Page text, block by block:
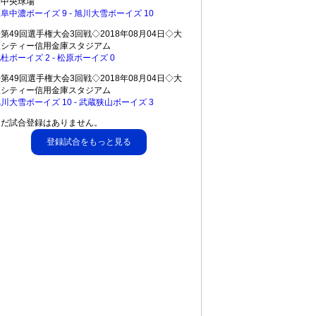
中濃ボーイズ 9 - 旭川大雪ボーイズ 10
49回選手権大会3回戦◇2018年08月04日◇大
ティー信用金庫スタジアム
ボーイズ 2 - 松原ボーイズ 0
49回選手権大会3回戦◇2018年08月04日◇大
ティー信用金庫スタジアム
大雪ボーイズ 10 - 武蔵狭山ボーイズ 3
だ試合登録はありません。
登録試合をもっと見る